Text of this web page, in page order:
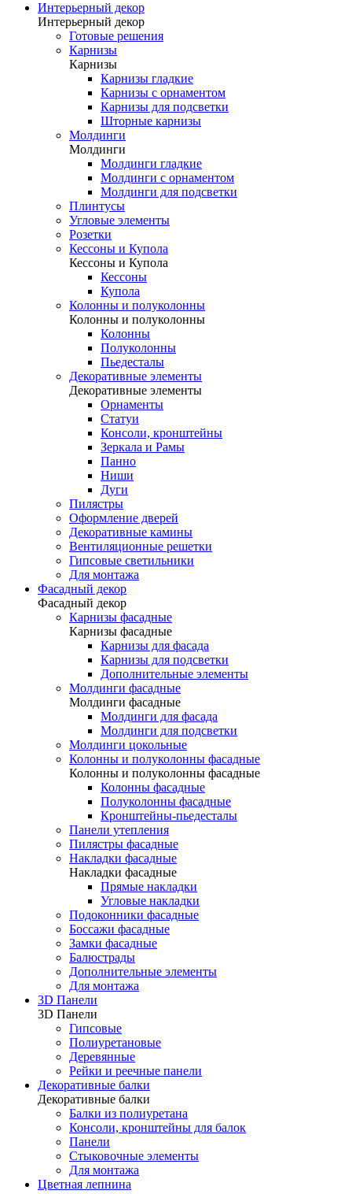
Интерьерный декор
Интерьерный декор
Готовые решения
Карнизы
Карнизы
Карнизы гладкие
Карнизы с орнаментом
Карнизы для подсветки
Шторные карнизы
Молдинги
Молдинги
Молдинги гладкие
Молдинги с орнаментом
Молдинги для подсветки
Плинтусы
Угловые элементы
Розетки
Кессоны и Купола
Кессоны и Купола
Кессоны
Купола
Колонны и полуколонны
Колонны и полуколонны
Колонны
Полуколонны
Пьедесталы
Декоративные элементы
Декоративные элементы
Орнаменты
Статуи
Консоли, кронштейны
Зеркала и Рамы
Панно
Ниши
Дуги
Пилястры
Оформление дверей
Декоративные камины
Вентиляционные решетки
Гипсовые светильники
Для монтажа
Фасадный декор
Фасадный декор
Карнизы фасадные
Карнизы фасадные
Карнизы для фасада
Карнизы для подсветки
Дополнительные элементы
Молдинги фасадные
Молдинги фасадные
Молдинги для фасада
Молдинги для подсветки
Молдинги цокольные
Колонны и полуколонны фасадные
Колонны и полуколонны фасадные
Колонны фасадные
Полуколонны фасадные
Кронштейны-пьедесталы
Панели утепления
Пилястры фасадные
Накладки фасадные
Накладки фасадные
Прямые накладки
Угловые накладки
Подоконники фасадные
Боссажи фасадные
Замки фасадные
Балюстрады
Дополнительные элементы
Для монтажа
3D Панели
3D Панели
Гипсовые
Полиуретановые
Деревянные
Рейки и реечные панели
Декоративные балки
Декоративные балки
Балки из полиуретана
Консоли, кронштейны для балок
Панели
Стыковочные элементы
Для монтажа
Цветная лепнина